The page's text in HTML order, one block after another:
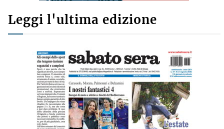
Leggi l'ultima edizione